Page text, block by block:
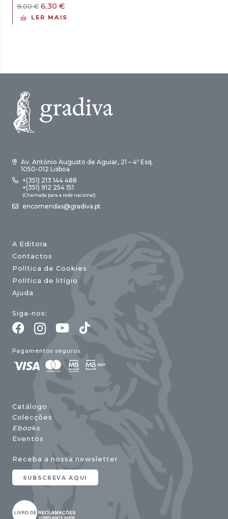
9,00€ O
preço
6,30 €
preço
LER MAIS
Av. António Augusto de Aguiar, 21 – 4º Esq.
1050-012 Lisboa
+(351) 213 144 488
+(351) 912 254 151
(Chamada para a rede nacional)
encomendas@gradiva.pt
A Editora
Contactos
Política de Cookies
Política de litígio
Ajuda
Siga-nos:
Pagamentos seguros:
Catálogo
Colecções
Ebooks
Eventos
Receba a nossa newsletter
SUBSCREVA AQUI